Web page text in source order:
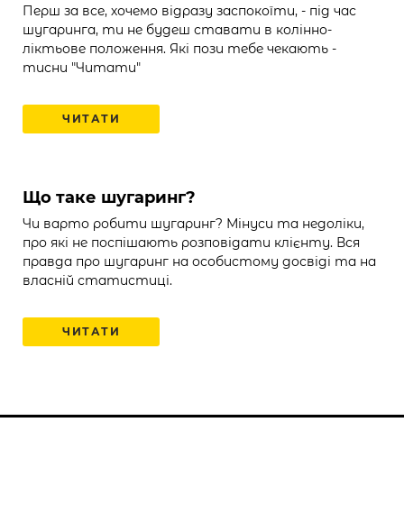
Перш за все, хочемо відразу заспокоїти, - під час
шугаринга, ти не будеш ставати в колінно-
ліктьове положення. Які пози тебе чекають -
тисни "Читати"
ЧИТАТИ
Що таке шугаринг?
Чи варто робити шугаринг? Мінуси та недоліки,
про які не поспішають розповідати клієнту. Вся
правда про шугаринг на особистому досвіді та на
власній статистиці.
ЧИТАТИ